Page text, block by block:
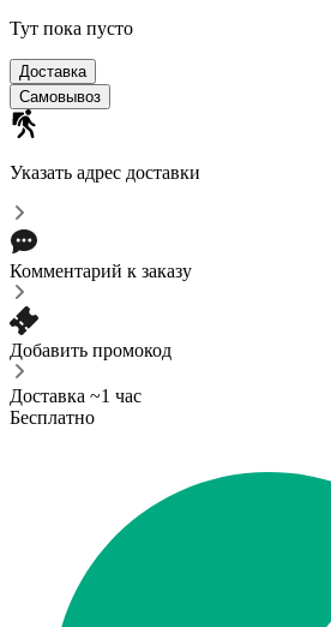
Тут пока пусто
Доставка
Самовывоз
Указать адрес доставки
Комментарий к заказу
Добавить промокод
Доставка ~1 час
Бесплатно